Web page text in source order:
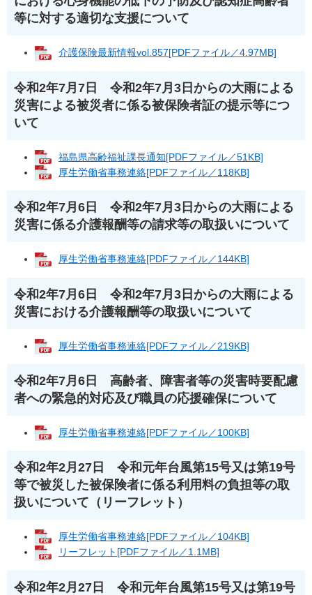
等に対する適切な支援について
介護保険最新情報vol.857[PDFファイル／4.97MB]
令和2年7月7日 令和2年7月3日からの大雨による
災害による被災者に係る被保険者証の提示等につ
いて
福島県高齢福祉課長通知[PDFファイル／51KB]
厚生労働省事務連絡[PDFファイル／118KB]
令和2年7月6日 令和2年7月3日からの大雨による
災害に係る介護報酬等の請求等の取扱いについて
厚生労働省事務連絡[PDFファイル／144KB]
令和2年7月6日 令和2年7月3日からの大雨による
災害における介護報酬等の取扱いについて
厚生労働省事務連絡[PDFファイル／219KB]
令和2年7月6日 高齢者、障害者等の災害時要配慮
者への緊急的対応及び職員の応援確保について
厚生労働省事務連絡[PDFファイル／100KB]
令和2年2月27日 令和元年台風第15号又は第19号
等で被災した被保険者に係る利用料の負担等の取
扱いについて（リーフレット）
厚生労働省事務連絡[PDFファイル／104KB]
リーフレット[PDFファイル／1.1MB]
令和2年2月27日 令和元年台風第15号又は第19号